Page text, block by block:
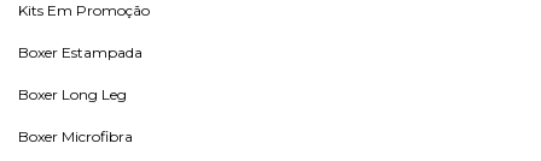
Kits Em Promoção
Boxer Estampada
Boxer Long Leg
Boxer Microfibra